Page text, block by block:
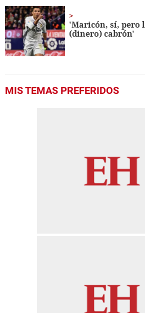
'Maricón, sí, pero
(dinero) cabrón'
MIS TEMAS PREFERIDOS